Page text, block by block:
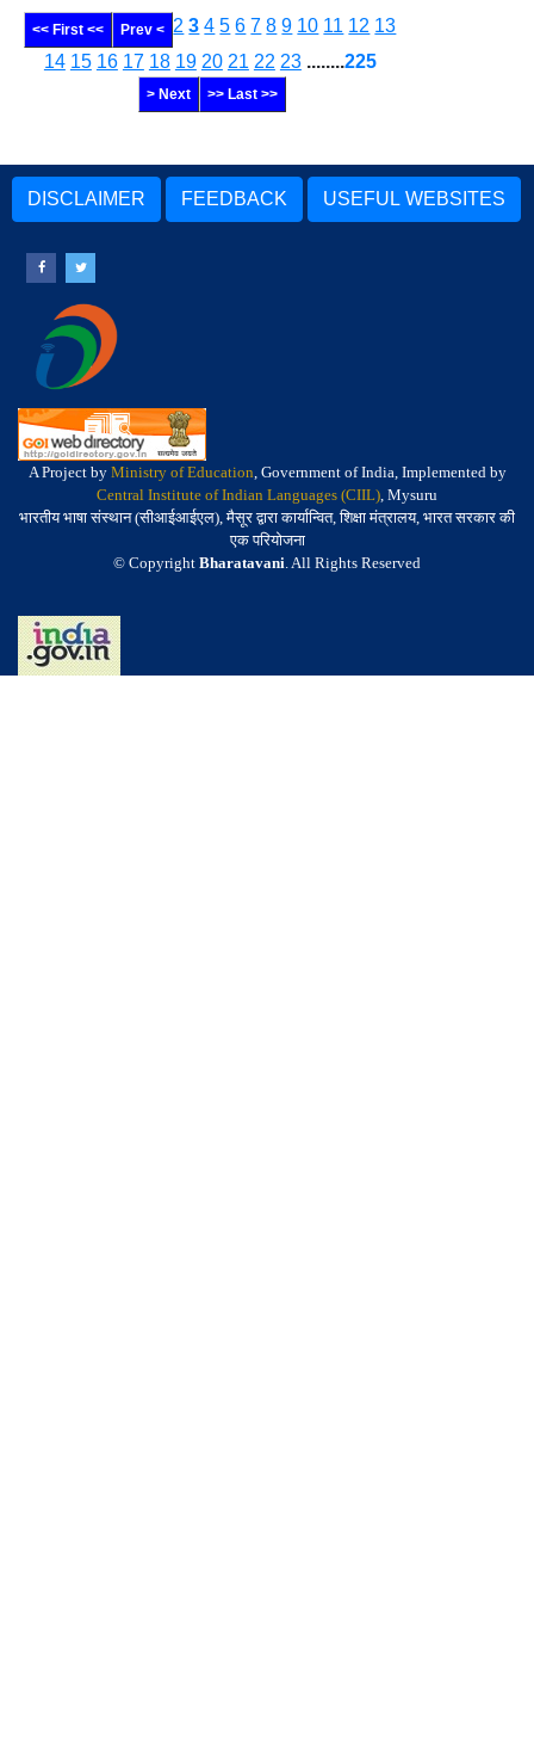
<< First << Prev < 2 3 4 5 6 7 8 9 10 11 12 13
14 15 16 17 18 19 20 21 22 23 ........225
> Next >> Last >>
DISCLAIMER FEEDBACK USEFUL WEBSITES
A Project by Ministry of Education, Government of India, Implemented by
Central Institute of Indian Languages (CIIL), Mysuru
भारतीय भाषा संस्थान (सीआईआईएल), मैसूर द्वारा कार्यान्वित, शिक्षा मंत्रालय, भारत सरकार की
एक परियोजना
© Copyright Bharatavani. All Rights Reserved